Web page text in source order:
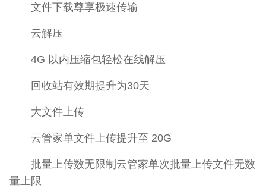
文件下载尊享极速传输
云解压
4G 以内压缩包轻松在线解压
回收站有效期提升为30天
大文件上传
云管家单文件上传提升至 20G
批量上传数无限制云管家单次批量上传文件无数
量上限